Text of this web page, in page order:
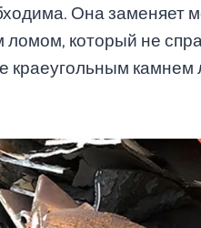
Она заменяет
который не
краеугольным